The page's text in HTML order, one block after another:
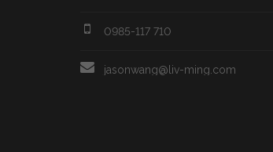
0985-117 710
jasonwang@liv-ming.com